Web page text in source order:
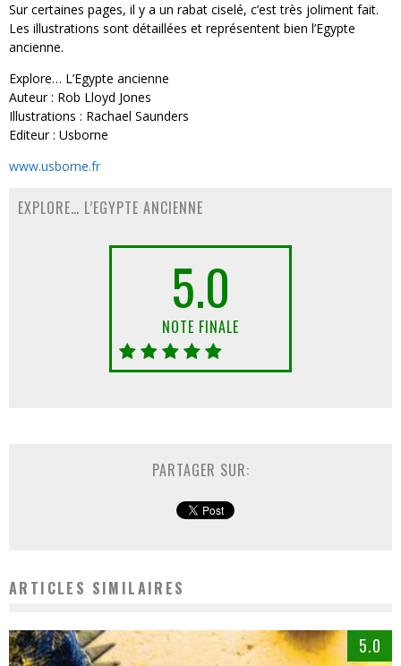
Sur certaines pages, il y a un rabat ciselé, c’est très joliment fait.
Les illustrations sont détaillées et représentent bien l’Egypte
ancienne.
Explore… L’Egypte ancienne
Auteur : Rob Lloyd Jones
Illustrations : Rachael Saunders
Editeur : Usborne
www.usborne.fr
EXPLORE… L’EGYPTE ANCIENNE
5.0
NOTE FINALE
PARTAGER SUR:
ARTICLES SIMILAIRES
5.0